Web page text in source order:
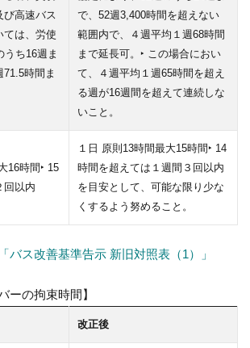
び高速バス
ては、労使
うち16週ま
時間ま
で、52週3,400時間を超えない
範囲内で、４週平均１週68時間
まで延長可。‣ この場合におい
て、４週平均１週65時間を超え
る週が16週間を超えて連続しな
いこと。
16時間‣ 15
回以内
１日 原則13時間最大15時間‣ 14
時間を超えては１週間３回以内
を目安として、可能な限り少な
くするよう努めること。
バス改善基準告示 新旧対照表（1）」
ーの拘束時間】
改正後